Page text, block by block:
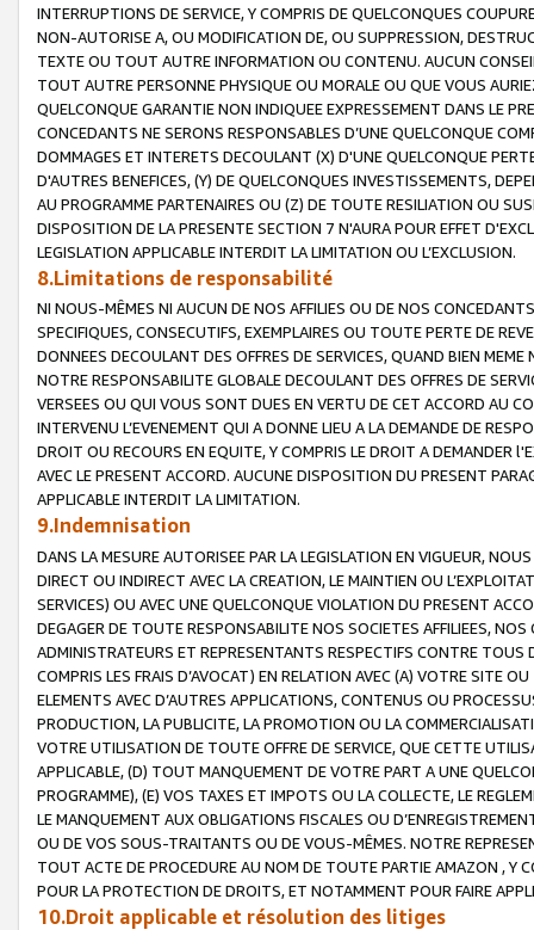
INTERRUPTIONS DE SERVICE, Y COMPRIS DE QUELCONQUES
NON-AUTORISE A, OU MODIFICATION DE, OU SUPPRESSION,
TEXTE OU TOUT AUTRE INFORMATION OU CONTENU. AUCUN
TOUT AUTRE PERSONNE PHYSIQUE OU MORALE OU QUE VOUS
QUELCONQUE GARANTIE NON INDIQUEE EXPRESSEMENT DANS LE
CONCEDANTS NE SERONS RESPONSABLES D’UNE QUELCONQUE
DOMMAGES ET INTERETS DECOULANT (X) D'UNE QUELCONQUE
D'AUTRES BENEFICES, (Y) DE QUELCONQUES INVESTISSEMENTS,
AU PROGRAMME PARTENAIRES OU (Z) DE TOUTE RESILIATION OU
DISPOSITION DE LA PRESENTE SECTION 7 N'AURA POUR EFFET
LEGISLATION APPLICABLE INTERDIT LA LIMITATION OU L’EXCLUSION.
8.Limitations de responsabilité
NI NOUS-MÊMES NI AUCUN DE NOS AFFILIES OU DE NOS
SPECIFIQUES, CONSECUTIFS, EXEMPLAIRES OU TOUTE PERTE DE
DONNEES DECOULANT DES OFFRES DE SERVICES, QUAND BIEN
NOTRE RESPONSABILITE GLOBALE DECOULANT DES OFFRES DE
VERSEES OU QUI VOUS SONT DUES EN VERTU DE CET ACCORD AU
INTERVENU L’EVENEMENT QUI A DONNE LIEU A LA DEMANDE DE
DROIT OU RECOURS EN EQUITE, Y COMPRIS LE DROIT A DEMANDER
AVEC LE PRESENT ACCORD. AUCUNE DISPOSITION DU PRESENT
APPLICABLE INTERDIT LA LIMITATION.
9.Indemnisation
DANS LA MESURE AUTORISEE PAR LA LEGISLATION EN VIGUEUR,
DIRECT OU INDIRECT AVEC LA CREATION, LE MAINTIEN OU
SERVICES) OU AVEC UNE QUELCONQUE VIOLATION DU PRESENT
DEGAGER DE TOUTE RESPONSABILITE NOS SOCIETES AFFILIEES,
ADMINISTRATEURS ET REPRESENTANTS RESPECTIFS CONTRE
COMPRIS LES FRAIS D’AVOCAT) EN RELATION AVEC (A) VOTRE SITE
ELEMENTS AVEC D’AUTRES APPLICATIONS, CONTENUS OU
PRODUCTION, LA PUBLICITE, LA PROMOTION OU LA
VOTRE UTILISATION DE TOUTE OFFRE DE SERVICE, QUE CETTE
APPLICABLE, (D) TOUT MANQUEMENT DE VOTRE PART A UNE
PROGRAMME), (E) VOS TAXES ET IMPOTS OU LA COLLECTE, LE
LE MANQUEMENT AUX OBLIGATIONS FISCALES OU
OU DE VOS SOUS-TRAITANTS OU DE VOUS-MÊMES. NOTRE
TOUT ACTE DE PROCEDURE AU NOM DE TOUTE PARTIE AMAZON , Y
POUR LA PROTECTION DE DROITS, ET NOTAMMENT POUR FAIRE
10.Droit applicable et résolution des litiges